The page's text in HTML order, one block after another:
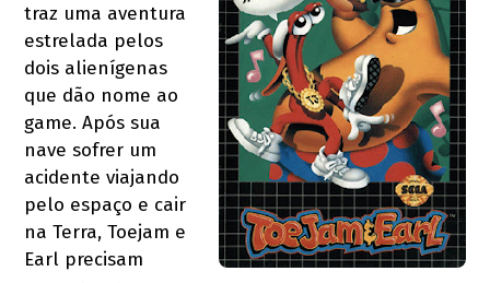
traz uma aventura
estrelada pelos
dois alienígenas
que dão nome ao
game. Após sua
nave sofrer um
acidente viajando
pelo espaço e cair
na Terra, Toejam e
Earl precisam